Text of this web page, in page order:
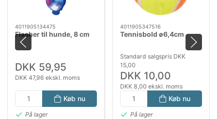
4011905134475
Flasher til hunde, 8 cm
DKK 59,95
DKK 47,96 ekskl. moms
Køb nu
På lager
4011905347516
Tennisbold ø6,4cm
Standard salgspris DKK
15,00
DKK 10,00
DKK 8,00 ekskl. moms
Køb nu
På lager